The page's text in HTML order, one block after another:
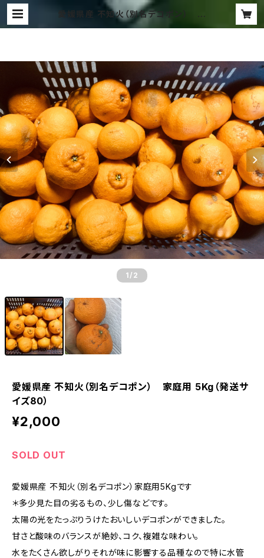
愛媛県産 不知火（別名デコポン） 家
庭用 5Kg（発送サイズ80） | 木田柑
1 /2
愛媛県産 不知火（別名デコポン） 家庭用 5Kg（発送サ
イズ80）
¥2,000
SOLD OUT
愛媛県産 不知火（別名デコポン）家庭用5Kgです
＊多少見た目の劣るもの、少し傷などです。
太陽の光をたっぷりうけたおいしいデコポンができました。
甘さと酸味のバランスが絶妙、コク、複雑な味わい。
水をたくさん欲しがりそれが味に影響する品種なので特に水管